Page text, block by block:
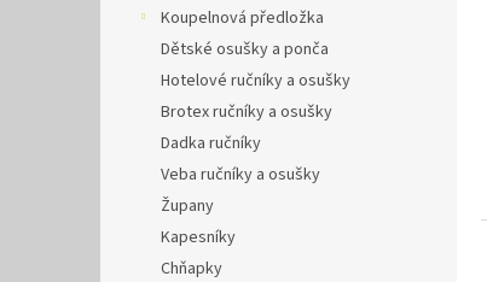
Koupelnová předložka
Dětské osušky a ponča
Hotelové ručníky a osušky
Brotex ručníky a osušky
Dadka ručníky
Veba ručníky a osušky
Župany
Kapesníky
Chňapky